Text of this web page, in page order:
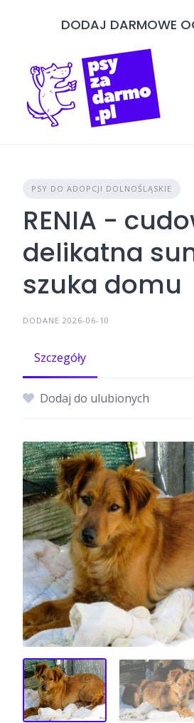
DODAJ DARMOWE
PSY DO ADOPCJI DOLNOŚLĄSKIE
RENIA -
delikatna
szuka domu
DODANE 2026-06-10
Szczegóły
Dodaj do ulubionych